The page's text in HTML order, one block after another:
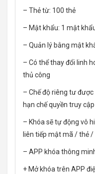
– Thẻ từ: 100 thẻ
– Mật khẩu: 1 mật
– Quản lý bằng mật
– Có thể thay đổi linh
thủ công
– Chế độ riêng tư
hạn chế quyền truy
– Khóa sẽ tự động vô
liên tiếp mật mã / thẻ
– APP khóa thông
+ Mở khóa trên APP